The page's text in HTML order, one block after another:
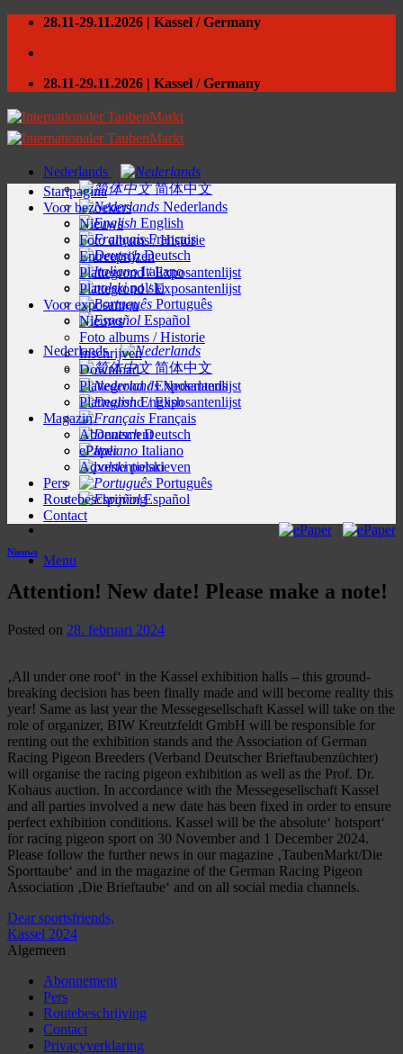
Skip
content
28.11-29.11.2026 | Kassel / Germany
28.11-29.11.2026 | Kassel / Germany
Nederlands
简体中文
Nederlands
English
Français
Deutsch
Italiano
polski
Português
Español
Nederlands
简体中文
Nederlands
English
Français
Deutsch
Italiano
polski
Português
Español
Menu
Startpagina
Voor bezoekers
Nieuws
Foto albums / Historie
Entreeprijzen
Plattegrond / Exposantenlijst
Plattegrond / Exposantenlijst
Voor exposanten
Nieuws
Foto albums / Historie
Inschrijven
Download
Plattegrond / Exposantenlijst
Plattegrond / Exposantenlijst
Magazin
Abonnement
ePaper
Advertentietarieven
Pers
Routebeschrijving
Contact
Nieuws
Attention! New date! Please make a note!
Posted on 28. februari 2024
‚All under one roof‘ in the Kassel exhibition halls – this ground-
breaking decision has been finally made and will become reality this
year! Same as last year the Messegesellschaft Kassel will take on the
role of organizer, BIW Kreutzfeldt GmbH will be responsible for
renting out the exhibition stands and the Association of German
Racing Pigeon Breeders (Verband Deutscher Brieftaubenzüchter)
will organise the racing pigeon exhibition as well as the Prof. Dr.
Kohaus auction. In accordance with the Messegesellschaft Kassel
and all parties involved a new date has been fixed in order to ensure
perfect exhibition conditions. Kassel will be the absolute‘ hotsport‘
for racing pigeon sport on 30 November and 1 December 2024.
Please follow the further news in our magazine ‚TaubenMarkt/Die
Sporttaube‘ and in the magazine of the German Racing Pigeon
Association ‚Die Brieftaube‘ and on all social media channels.
Dear sportsfriends,
Kassel 2024
Algemeen
Abonnement
Pers
Routebeschrijving
Contact
Privacyverklaring